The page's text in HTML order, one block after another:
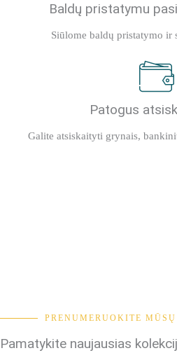
Baldų pristatymu
Siūlome baldų pristatymo ir
Patogus
Galite atsiskaityti grynais,
PRENUMERUOKITE
Pamatykite naujausias